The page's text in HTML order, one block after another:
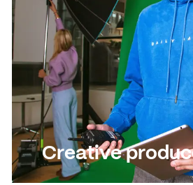
Creative